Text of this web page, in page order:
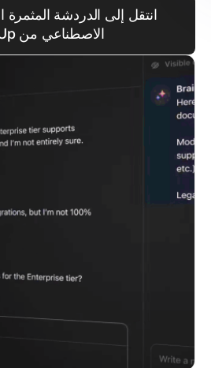
انتقل إلى الدردشة المثمرة
الاصطناعي من ClickUp